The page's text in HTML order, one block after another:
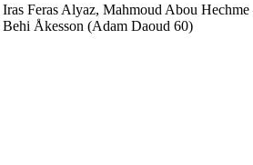
Feras Alyaz, Mahmoud Abou Hechme
Åkesson (Adam Daoud 60)